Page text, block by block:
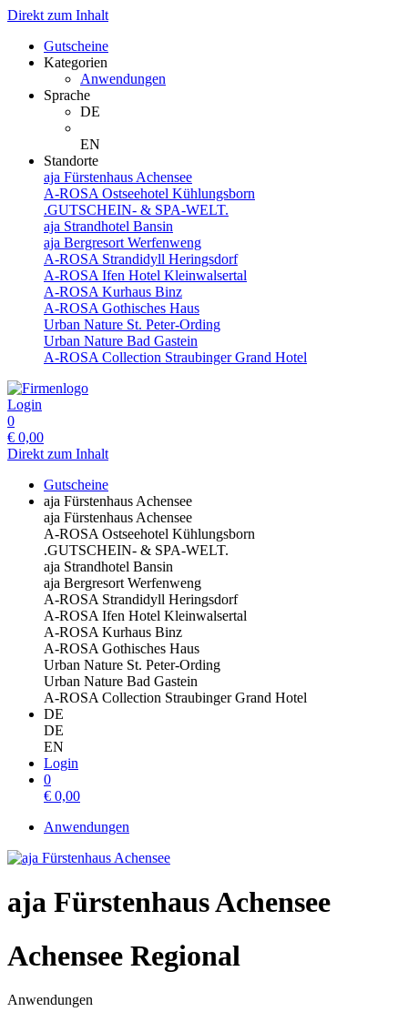
Direkt zum Inhalt
Gutscheine
Kategorien
Anwendungen
Sprache
DE
EN
Standorte
aja Fürstenhaus Achensee
A-ROSA Ostseehotel Kühlungsborn
.GUTSCHEIN- & SPA-WELT.
aja Strandhotel Bansin
aja Bergresort Werfenweng
A-ROSA Strandidyll Heringsdorf
A-ROSA Ifen Hotel Kleinwalsertal
A-ROSA Kurhaus Binz
A-ROSA Gothisches Haus
Urban Nature St. Peter-Ording
Urban Nature Bad Gastein
A-ROSA Collection Straubinger Grand Hotel
Login
0
€ 0,00
Direkt zum Inhalt
Gutscheine
aja Fürstenhaus Achensee
aja Fürstenhaus Achensee
A-ROSA Ostseehotel Kühlungsborn
.GUTSCHEIN- & SPA-WELT.
aja Strandhotel Bansin
aja Bergresort Werfenweng
A-ROSA Strandidyll Heringsdorf
A-ROSA Ifen Hotel Kleinwalsertal
A-ROSA Kurhaus Binz
A-ROSA Gothisches Haus
Urban Nature St. Peter-Ording
Urban Nature Bad Gastein
A-ROSA Collection Straubinger Grand Hotel
DE
DE
EN
Login
0
€ 0,00
Anwendungen
aja Fürstenhaus Achensee
Achensee Regional
Anwendungen